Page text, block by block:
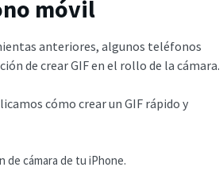
móvil
anteriores, algunos teléfonos
de crear GIF en el rollo de la cámara.
cómo crear un GIF rápido y
de cámara de tu iPhone.